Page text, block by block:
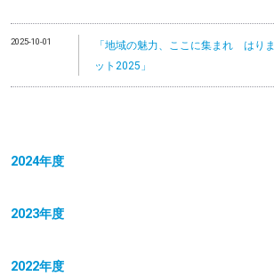
2025-10-01
「地域の魅力、ここに集まれ はり
ット2025」
2024年度
2023年度
2022年度